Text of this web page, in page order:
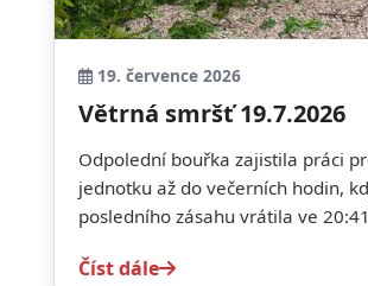
19. července 2026
Větrná smršť 19.7.2026
Odpolední bouřka zajistila práci
jednotku až do večerních hodin,
posledního zásahu vrátila ve
Číst dále